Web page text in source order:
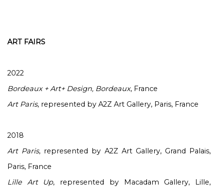
ART FAIRS
2022
Bordeaux + Art+ Design, Bordeaux, France
Art Paris, represented by A2Z Art Gallery, Paris, France
2018
Art Paris, represented by A2Z Art Gallery, Grand Palais,
Paris, France
Lille Art Up, represented by Macadam Gallery, Lille,